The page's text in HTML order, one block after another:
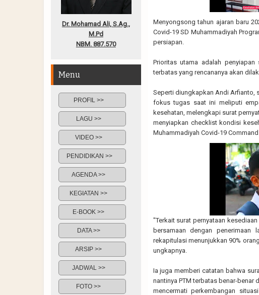
Menyongsong tahun ajaran baru
Covid-19 SD Muhammadiyah
persiapan.
Prioritas utama adalah penyiapan
terbatas yang rencananya akan
Seperti diungkapkan Andi Arfianto,
fokus tugas saat ini meliputi
kesehatan, melengkapi surat
menyiapkan checklist kondisi
Muhammadiyah Covid-19
"Terkait surat pernyataan
bersamaan dengan
rekapitulasi menunjukkan 90%
ungkapnya.
Ia juga memberi catatan bahwa
nantinya PTM terbatas benar-benar
mencermati perkembangan
Dr. Mohamad Ali, S.Ag.,
M.Pd
NBM. 887.570
Menu
PROFIL >>
LAGU >>
VIDEO >>
PENDIDIKAN >>
AGENDA >>
KEGIATAN >>
E-BOOK >>
DATA >>
ARSIP >>
JADWAL >>
FOTO >>